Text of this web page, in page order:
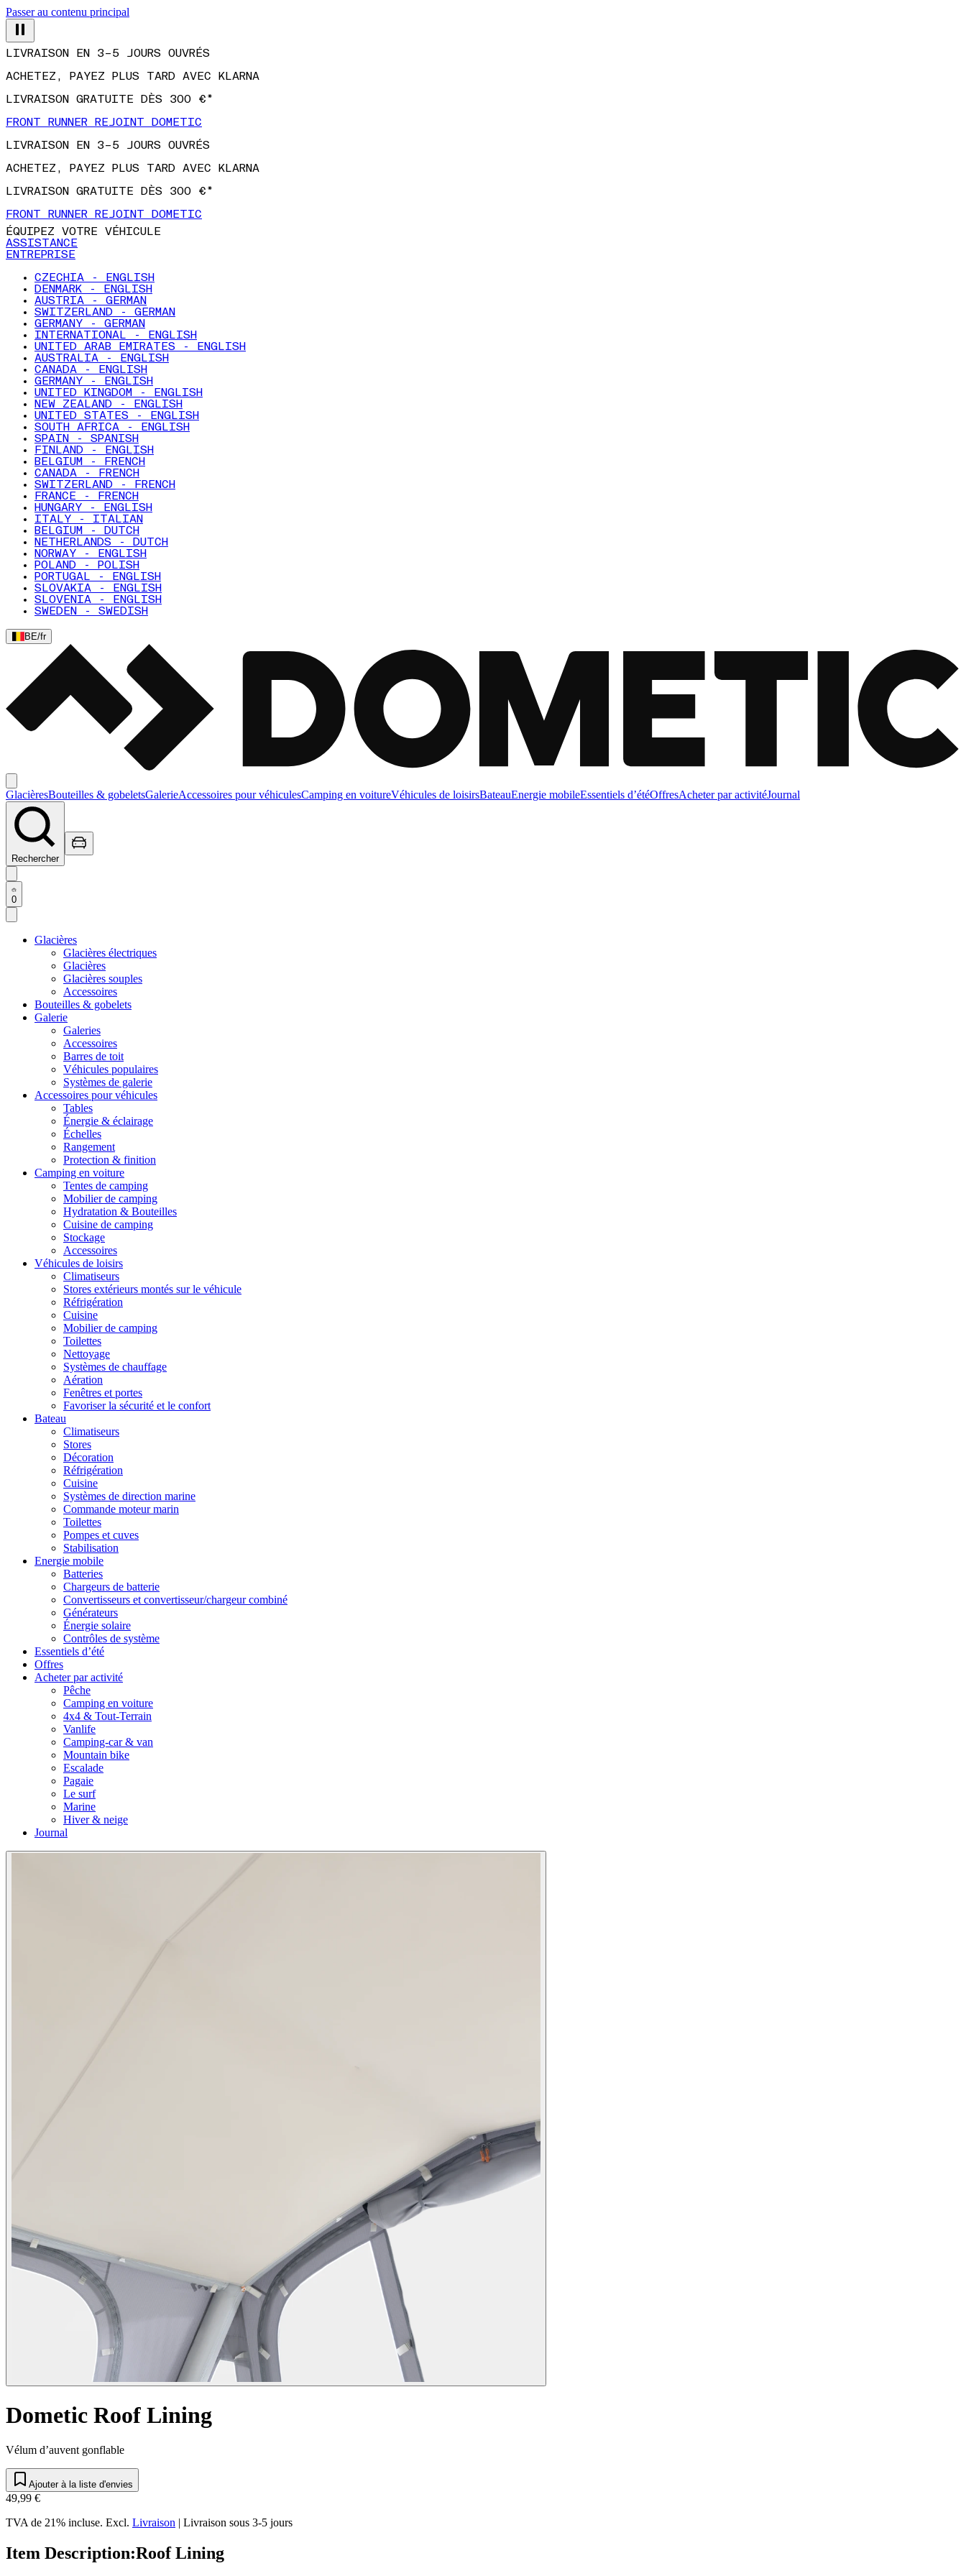
Passer au contenu principal
LIVRAISON EN 3–5 JOURS OUVRÉS
ACHETEZ, PAYEZ PLUS TARD AVEC KLARNA
LIVRAISON GRATUITE DÈS 300 €*
FRONT RUNNER REJOINT DOMETIC
LIVRAISON EN 3–5 JOURS OUVRÉS
ACHETEZ, PAYEZ PLUS TARD AVEC KLARNA
LIVRAISON GRATUITE DÈS 300 €*
FRONT RUNNER REJOINT DOMETIC
ÉQUIPEZ VOTRE VÉHICULE
ASSISTANCE
ENTREPRISE
CZECHIA - ENGLISH
DENMARK - ENGLISH
AUSTRIA - GERMAN
SWITZERLAND - GERMAN
GERMANY - GERMAN
INTERNATIONAL - ENGLISH
UNITED ARAB EMIRATES - ENGLISH
AUSTRALIA - ENGLISH
CANADA - ENGLISH
GERMANY - ENGLISH
UNITED KINGDOM - ENGLISH
NEW ZEALAND - ENGLISH
UNITED STATES - ENGLISH
SOUTH AFRICA - ENGLISH
SPAIN - SPANISH
FINLAND - ENGLISH
BELGIUM - FRENCH
CANADA - FRENCH
SWITZERLAND - FRENCH
FRANCE - FRENCH
HUNGARY - ENGLISH
ITALY - ITALIAN
BELGIUM - DUTCH
NETHERLANDS - DUTCH
NORWAY - ENGLISH
POLAND - POLISH
PORTUGAL - ENGLISH
SLOVAKIA - ENGLISH
SLOVENIA - ENGLISH
SWEDEN - SWEDISH
BE/fr
GlacièresBouteilles & gobeletsGalerieAccessoires pour véhiculesCamping en voitureVéhicules de loisirsBateauEnergie mobileEssentiels d’étéOffresAcheter par activitéJournal
Rechercher
0
Glacières
Glacières électriques
Glacières
Glacières souples
Accessoires
Bouteilles & gobelets
Galerie
Galeries
Accessoires
Barres de toit
Véhicules populaires
Systèmes de galerie
Accessoires pour véhicules
Tables
Énergie & éclairage
Échelles
Rangement
Protection & finition
Camping en voiture
Tentes de camping
Mobilier de camping
Hydratation & Bouteilles
Cuisine de camping
Stockage
Accessoires
Véhicules de loisirs
Climatiseurs
Stores extérieurs montés sur le véhicule
Réfrigération
Cuisine
Mobilier de camping
Toilettes
Nettoyage
Systèmes de chauffage
Aération
Fenêtres et portes
Favoriser la sécurité et le confort
Bateau
Climatiseurs
Stores
Décoration
Réfrigération
Cuisine
Systèmes de direction marine
Commande moteur marin
Toilettes
Pompes et cuves
Stabilisation
Energie mobile
Batteries
Chargeurs de batterie
Convertisseurs et convertisseur/chargeur combiné
Générateurs
Énergie solaire
Contrôles de système
Essentiels d’été
Offres
Acheter par activité
Pêche
Camping en voiture
4x4 & Tout-Terrain
Vanlife
Camping-car & van
Mountain bike
Escalade
Pagaie
Le surf
Marine
Hiver & neige
Journal
Dometic Roof Lining
Vélum d’auvent gonflable
Ajouter à la liste d'envies
49,99 €
TVA de 21% incluse. Excl. Livraison | Livraison sous 3-5 jours
Item Description:Roof Lining